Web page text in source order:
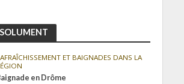
ET BAIGNADES DANS LA
en Drôme